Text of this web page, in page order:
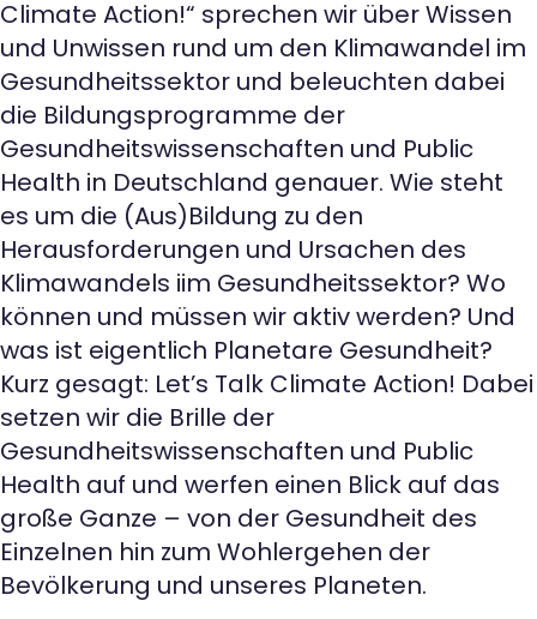
Climate Action!“ sprechen wir über Wissen
und Unwissen rund um den Klimawandel im
Gesundheitssektor und beleuchten dabei
die Bildungsprogramme der
Gesundheitswissenschaften und Public
Health in Deutschland genauer. Wie steht
es um die (Aus)Bildung zu den
Herausforderungen und Ursachen des
Klimawandels iim Gesundheitssektor? Wo
können und müssen wir aktiv werden? Und
was ist eigentlich Planetare Gesundheit?
Kurz gesagt: Let’s Talk Climate Action! Dabei
setzen wir die Brille der
Gesundheitswissenschaften und Public
Health auf und werfen einen Blick auf das
große Ganze – von der Gesundheit des
Einzelnen hin zum Wohlergehen der
Bevölkerung und unseres Planeten.